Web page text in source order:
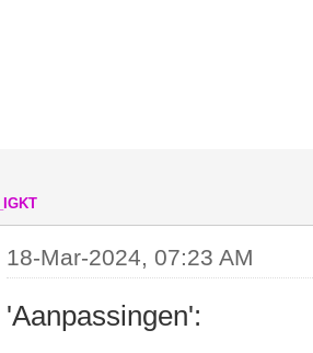
18-Mar-2024, 07:23 AM
'Aanpassingen':